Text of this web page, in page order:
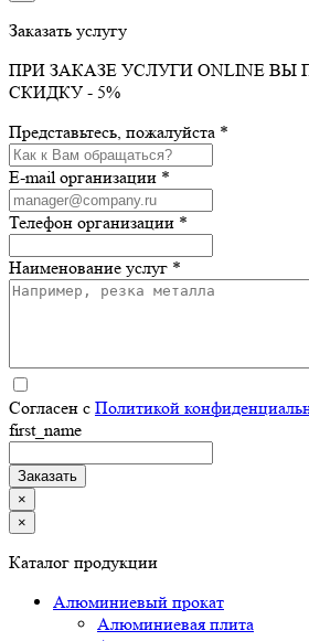
Заказать услугу
ПРИ ЗАКАЗЕ УСЛУГИ ONLINE ВЫ
СКИДКУ - 5%
Представьтесь, пожалуйста *
E-mail организации *
Телефон организации *
Наименование услуг *
Согласен с Политикой
first_name
×
×
Каталог продукции
Алюминиевый прокат
Алюминиевая плита